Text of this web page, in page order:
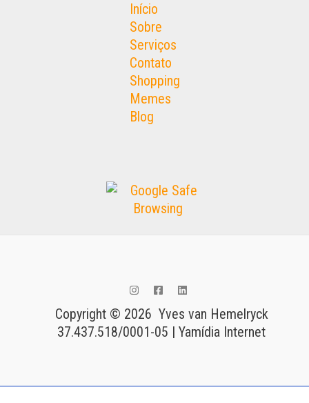
Início
Sobre
Serviços
Contato
Shopping
Memes
Blog
Copyright © 2026 Yves van Hemelryck
37.437.518/0001-05 | Yamídia Internet